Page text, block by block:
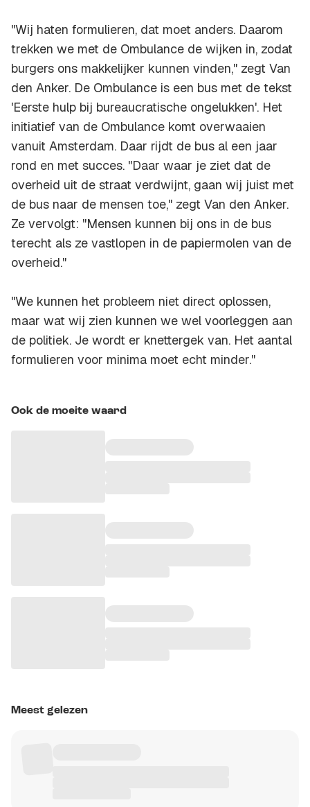
"Wij haten formulieren, dat moet anders. Daarom
trekken we met de Ombulance de wijken in, zodat
burgers ons makkelijker kunnen vinden," zegt Van
den Anker. De Ombulance is een bus met de tekst
'Eerste hulp bij bureaucratische ongelukken'. Het
initiatief van de Ombulance komt overwaaien
vanuit Amsterdam. Daar rijdt de bus al een jaar
rond en met succes. "Daar waar je ziet dat de
overheid uit de straat verdwijnt, gaan wij juist met
de bus naar de mensen toe," zegt Van den Anker.
Ze vervolgt: "Mensen kunnen bij ons in de bus
terecht als ze vastlopen in de papiermolen van de
overheid."
"We kunnen het probleem niet direct oplossen,
maar wat wij zien kunnen we wel voorleggen aan
de politiek. Je wordt er knettergek van. Het aantal
formulieren voor minima moet echt minder."
Ook de moeite waard
Meest gelezen